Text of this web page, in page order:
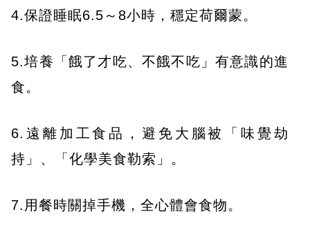
4.保證睡眠6.5～8小時，穩定荷爾蒙。
5.培養「餓了才吃、不餓不吃」有意識的進
食。
6.遠離加工食品，避免大腦被「味覺劫
持」、「化學美食勒索」。
7.用餐時關掉手機，全心體會食物。